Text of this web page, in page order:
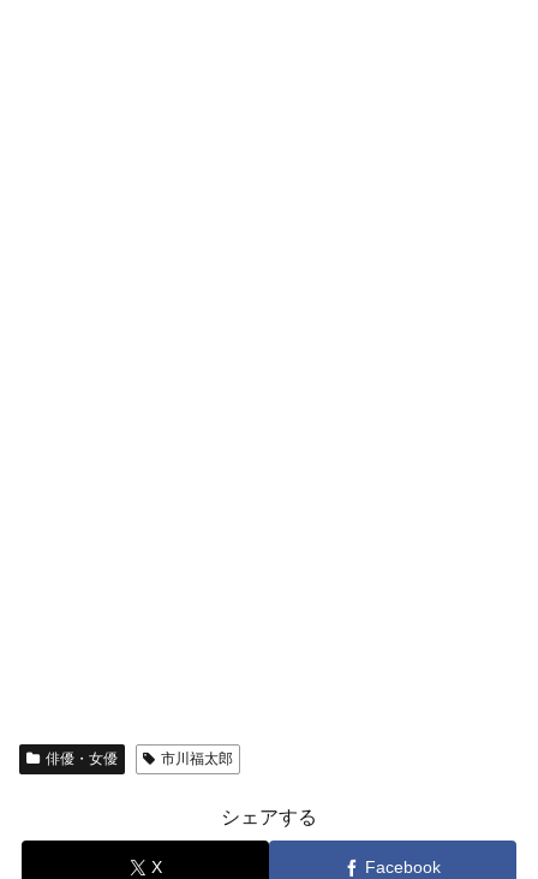
俳優・女優 市川福太郎
シェアする
X Facebook